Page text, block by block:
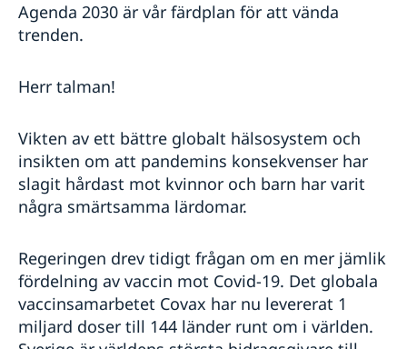
Agenda 2030 är vår färdplan för att vända
trenden.
Herr talman!
Vikten av ett bättre globalt hälsosystem och
insikten om att pandemins konsekvenser har
slagit hårdast mot kvinnor och barn har varit
några smärtsamma lärdomar.
Regeringen drev tidigt frågan om en mer jämlik
fördelning av vaccin mot Covid-19. Det globala
vaccinsamarbetet Covax har nu levererat 1
miljard doser till 144 länder runt om i världen.